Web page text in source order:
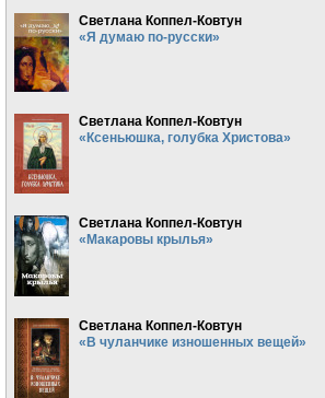
Светлана Коппел-Ковтун
«Я думаю по-русски»
Светлана Коппел-Ковтун
«Ксеньюшка, голубка Христова»
Светлана Коппел-Ковтун
«Макаровы крылья»
Светлана Коппел-Ковтун
«В чуланчике изношенных вещей»